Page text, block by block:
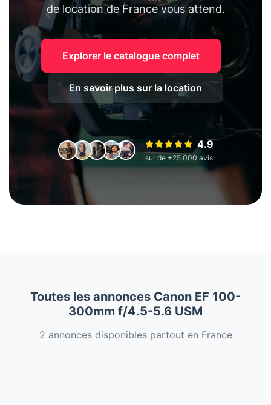
de location de France vous attend.
Explorer le catalogue complet
En savoir plus sur la location
4.9
sur de +25 000 avis
Toutes les annonces Canon EF 100-
300mm f/4.5-5.6 USM
2 annonces disponibles partout en France